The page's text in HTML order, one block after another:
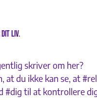
dit liv.
skriver om her?
at du ikke kan se, at
#dig til at kontrollere